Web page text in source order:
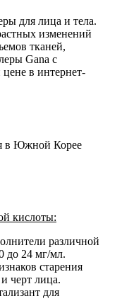
для лица и тела.
изменений
тканей,
Gana с
в интернет-
в Южной Корее
кислоты:
различной
до 24 мг/мл.
старения
черт лица.
для